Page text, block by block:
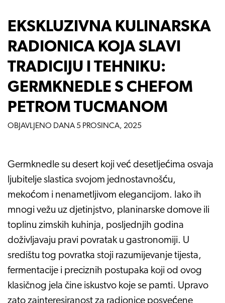
EKSKLUZIVNA KULINARSKA
RADIONICA KOJA SLAVI
TRADICIJU I TEHNIKU:
GERMKNEDLE S CHEFOM
PETROM TUCMANOM
OBJAVLJENO DANA 5 PROSINCA, 2025
Germknedle su desert koji već desetljećima osvaja
ljubitelje slastica svojom jednostavnošću,
mekoćom i nenametljivom elegancijom. Iako ih
mnogi vežu uz djetinjstvo, planinarske domove ili
toplinu zimskih kuhinja, posljednjih godina
doživljavaju pravi povratak u gastronomiji. U
središtu tog povratka stoji razumijevanje tijesta,
fermentacije i preciznih postupaka koji od ovog
klasičnog jela čine iskustvo koje se pamti. Upravo
zato zainteresiranost za radionice posvećene